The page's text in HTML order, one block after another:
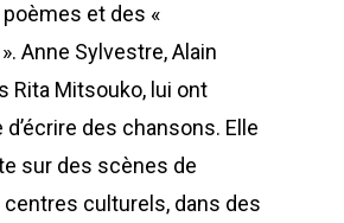
et des «
Anne Sylvestre, Alain
Rita Mitsouko, lui ont
des chansons. Elle
sur des scènes de
centres culturels, dans des